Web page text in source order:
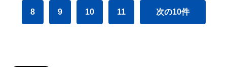
8 9 10 11 次の10件